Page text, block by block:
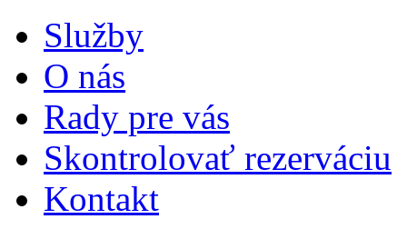
Služby
O nás
Rady pre vás
Skontrolovať rezerváciu
Kontakt